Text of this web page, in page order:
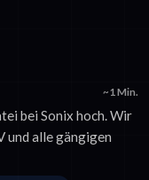
~1 Min.
bei Sonix hoch. Wir
und alle gängigen